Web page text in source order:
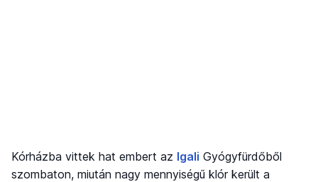
Kórházba vittek hat embert az Igali Gyógyfürdőből
szombaton, miután nagy mennyiségű klór került a